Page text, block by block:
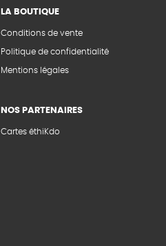
LA BOUTIQUE
Conditions de vente
Politique de confidentialité
Mentions légales
NOS PARTENAIRES
Cartes éthiKdo